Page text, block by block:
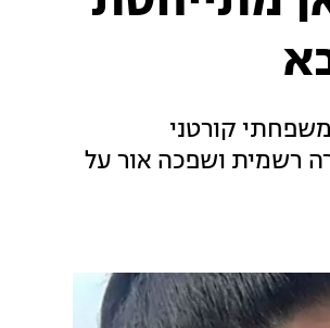
הריאליטי המשפחתי קורטני
רשמית ושפכה אור על